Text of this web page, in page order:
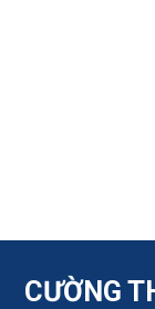
CƯỜNG